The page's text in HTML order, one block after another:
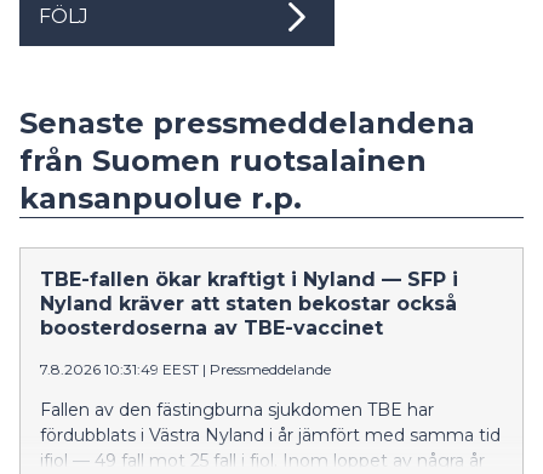
FÖLJ
Senaste pressmeddelandena
från Suomen ruotsalainen
kansanpuolue r.p.
TBE-fallen ökar kraftigt i Nyland — SFP i
Nyland kräver att staten bekostar också
boosterdoserna av TBE-vaccinet
7.8.2026 10:31:49 EEST | Pressmeddelande
Fallen av den fästingburna sjukdomen TBE har
fördubblats i Västra Nyland i år jämfört med samma tid
ifjol — 49 fall mot 25 fall i fjol. Inom loppet av några år